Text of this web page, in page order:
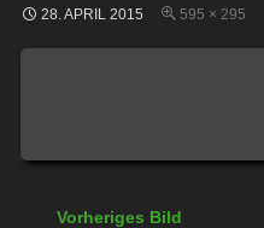
28. APRIL 2015 595 × 295
Vorheriges Bild